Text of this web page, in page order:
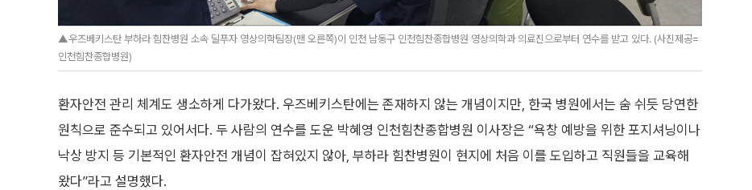
▲우즈베키스탄 부하라 힘찬병원 소속 딜푸자 영상의학팀장(맨 오른쪽)이 인천 남동구 인천힘찬종합병원 영상의학과 의료진으로부터 연수를 받고 있다. (사진제공=
인천힘찬종합병원)
환자안전 관리 체계도 생소하게 다가왔다. 우즈베키스탄에는 존재하지 않는 개념이지만, 한국 병원에서는 숨 쉬듯 당연한
원칙으로 준수되고 있어서다. 두 사람의 연수를 도운 박혜영 인천힘찬종합병원 이사장은 “욕창 예방을 위한 포지셔닝이나
낙상 방지 등 기본적인 환자안전 개념이 잡혀있지 않아, 부하라 힘찬병원이 현지에 처음 이를 도입하고 직원들을 교육해
왔다”라고 설명했다.